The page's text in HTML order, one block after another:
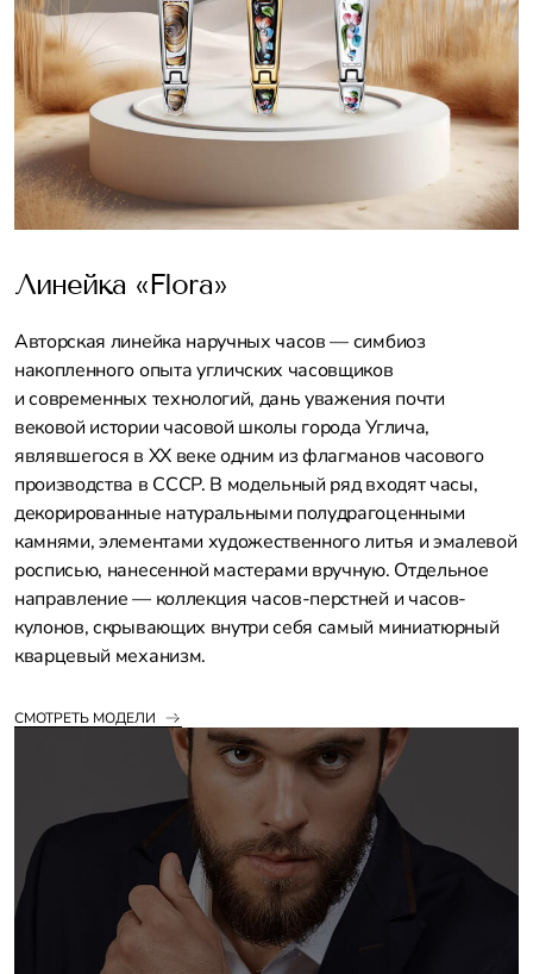
Линейка «Flora»
Авторская линейка наручных часов — симбиоз
накопленного опыта угличских часовщиков
и современных технологий, дань уважения почти
вековой истории часовой школы города Углича,
являвшегося в XX веке одним из флагманов часового
производства в СССР. В модельный ряд входят часы,
декорированные натуральными полудрагоценными
камнями, элементами художественного литья и эмалевой
росписью, нанесенной мастерами вручную. Отдельное
направление — коллекция часов-перстней и часов-
кулонов, скрывающих внутри себя самый миниатюрный
кварцевый механизм.
СМОТРЕТЬ МОДЕЛИ